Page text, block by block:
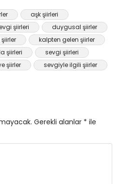
aşk şiirleri
şiirleri
duygusal şiirler
kalpten gelen şiirler
şiirleri
sevgi şiirleri
şiirler
sevgiyle ilgili şiirler
Gerekli alanlar * ile